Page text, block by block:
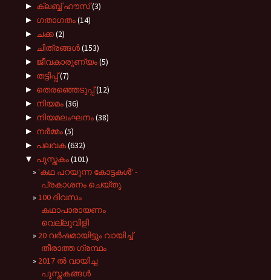
► ക്ലബ്ബ് ഹൗസ്(3)
► ഗതാഗതം(14)
► ചക്ക(2)
► ചിത്രങ്ങൾ(153)
► ജീവകാരുണ്യം(5)
► തട്ടിപ്പ്(7)
► തെരഞ്ഞെടുപ്പ്(12)
► നിയമം(36)
► നിയമലംഘനം(38)
► നർമ്മം(5)
► പലവക(632)
▼ പുസ്തകം(101)
'കഥ പറയുന്ന കോട്ടകൾ' -
പ്രകാശനം ചെയ്തു.
100 ദിവസം
കഥാപാരായണം
വെല്ലുവിളി
20 വർഷമായിട്ടും വായിച്ച്
തീരാത്ത ഗ്രന്ഥം
2017 ൽ വായിച്ച
പുസ്തകങ്ങൾ